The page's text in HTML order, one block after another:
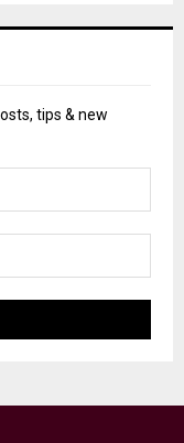
tips & new